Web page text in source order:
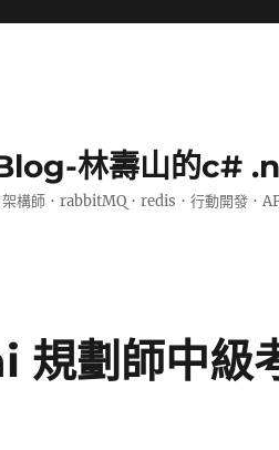
林壽山的c#
構師．rabbitMQ．redis．行動開發．
規劃師中級